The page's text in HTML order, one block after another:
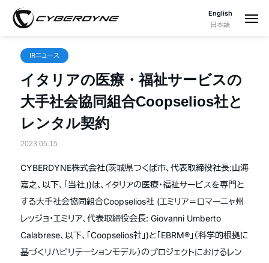
English
日本語
IRニュース
イタリアの医療・福祉サービスの
大手社会協同組合Coopselios社と
レンタル契約
2023.05.15
CYBERDYNE株式会社(茨城県つくば市、代表取締役社長:山海
嘉之、以下、「当社」)は、イタリアの医療・福祉サービスを専門と
する大手社会協同組合Coopselios社 (エミリア＝ロマーニャ州
レッジョ・エミリア、代表取締役会長: Giovanni Umberto
Calabrese、以下、「Coopselios社」)と「EBRM®」（科学的根拠に
基づくリハビリテーションモデル）のプロジェクトにおけるレン